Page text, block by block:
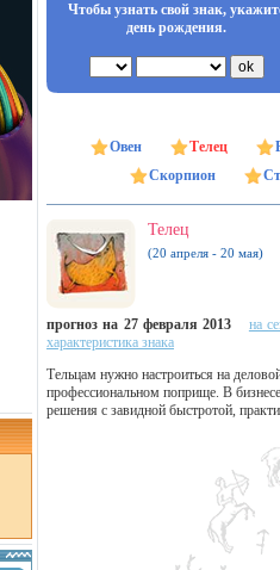
Чтобы узнать свой знак,
день рождения.
Овен Телец
Скорпион
Телец
(20 апреля - 20 мая)
прогноз на 27 февраля 2013
на
характеристика знака
Тельцам нужно настроиться на
профессиональном поприще. В
решения с завидной быстротой,